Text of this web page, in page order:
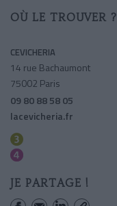
OÙ LE TROUVER ?
CEVICHERIA
14 rue Bachaumont
75002 Paris
09 80 88 58 05
lacevicheria.fr
JE PARTAGE !